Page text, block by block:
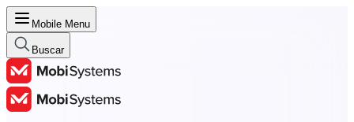
Mobile Menu
Buscar